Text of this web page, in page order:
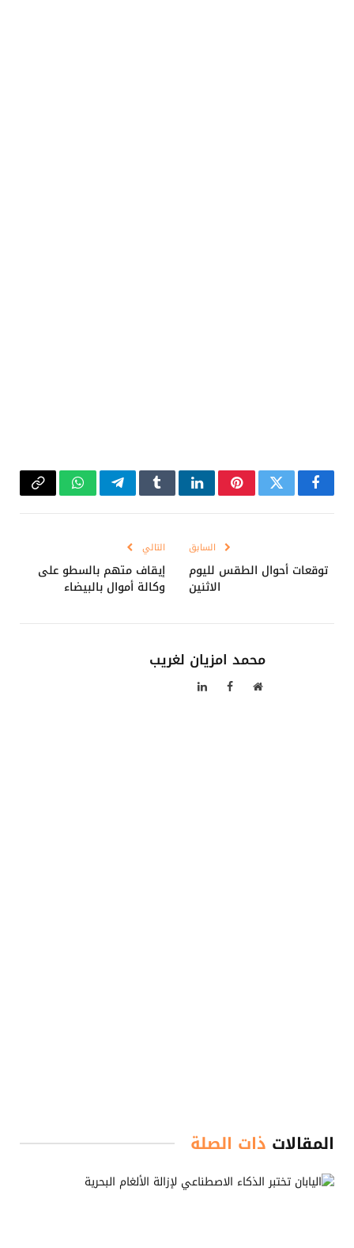
فيسبوكتويتر بينتيريستلينكدإنTumblrتيلقرامواتسابCopy
السابق
توقعات أحوال الطقس لليوم
الاثنين
التالي
إيقاف متهم بالسطو على
وكالة أموال بالبيضاء
محمد امزيان لغريب
موقع فيسبوكلينكدإن
المقالات ذات الصلة